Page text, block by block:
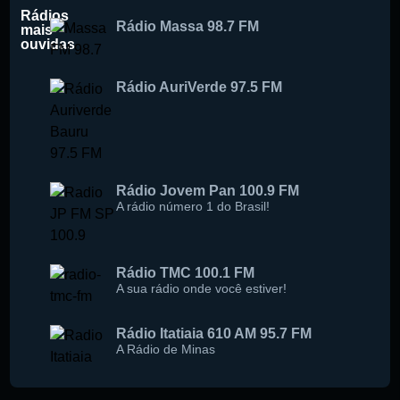
Rádios
mais
ouvidas
Rádio Massa 98.7 FM
Rádio AuriVerde 97.5 FM
Rádio Jovem Pan 100.9 FM
A rádio número 1 do Brasil!
Rádio TMC 100.1 FM
A sua rádio onde você estiver!
Rádio Itatiaia 610 AM 95.7 FM
A Rádio de Minas